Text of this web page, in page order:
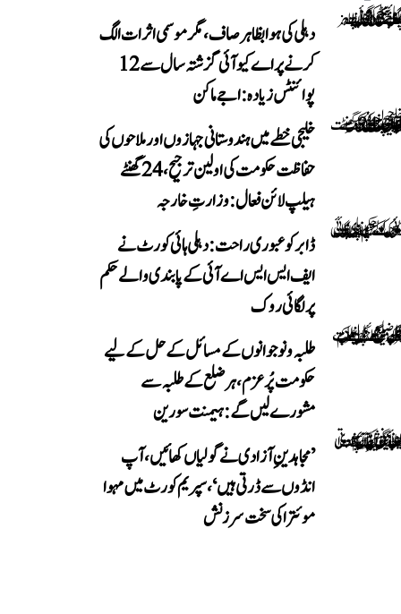
دہلی کی ہوا بظاہر صاف، مگر موسمی اثرات الگ
کرنے پر اے کیو آئی گزشتہ سال سے 12
پوائنٹس زیادہ: اجے ماکن
خلیجی خطے میں ہندوستانی جہازوں اور ملاحوں کی
حفاظت حکومت کی اولین ترجیح، 24 گھنٹے
ہیلپ لائن فعال: وزارتِ خارجہ
ڈابر کو عبوری راحت: دہلی ہائی کورٹ نے
ایف ایس ایس اے آئی کے پابندی والے حکم
پر لگائی روک
طلبہ و نوجوانوں کے مسائل کے حل کے لیے
حکومت پُرعزم، ہر ضلع کے طلبہ سے
مشورے لیں گے: ہیمنت سورین
’مجاہدینِ آزادی نے گولیاں کھائیں، آپ
انڈوں سے ڈرتی ہیں‘، سپریم کورٹ میں مہوا
موئترا کی سخت سرزنش